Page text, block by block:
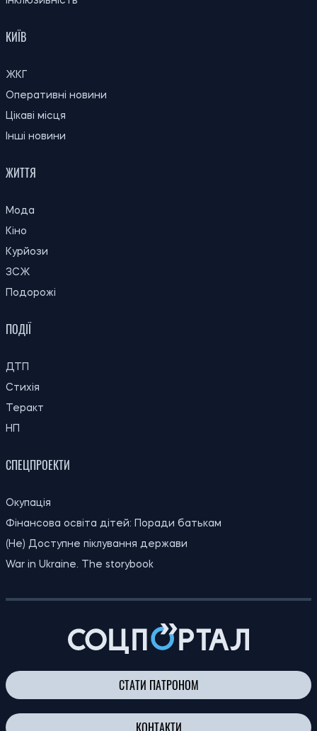
КИЇВ
ЖКГ
Оперативні новини
Цікаві місця
Інші новини
ЖИТТЯ
Мода
Кіно
Курйози
ЗСЖ
Подорожі
ПОДІЇ
ДТП
Стихія
Теракт
НП
СПЕЦПРОЕКТИ
Окупація
Фінансова освіта дітей: Поради батькам
(Не) Доступне піклування держави
War in Ukraine. The storybook
СТАТИ ПАТРОНОМ
КОНТАКТИ